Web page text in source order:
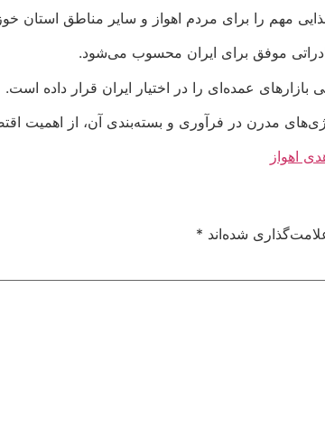
مهم را برای مردم اهواز و سایر مناطق استان
موفق برای ایران محسوب می‌شود.
عمده‌ای را در اختیار ایران قرار داده است.
مدرن در فرآوری و بسته‌بندی آن، از اهمیت
اهواز
شده‌اند *